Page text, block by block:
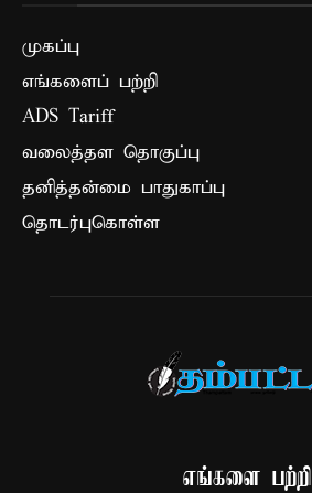
முகப்பு
எங்களைப் பற்றி
ADS Tariff
வலைத்தள தொகுப்பு
தனித்தன்மை பாதுகாப்பு
தொடர்புகொள்ள
எங்களை பற்றி